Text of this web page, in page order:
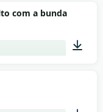
00:02
com a bunda